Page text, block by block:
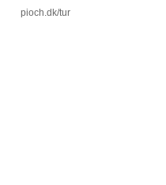
pioch.dk/tur